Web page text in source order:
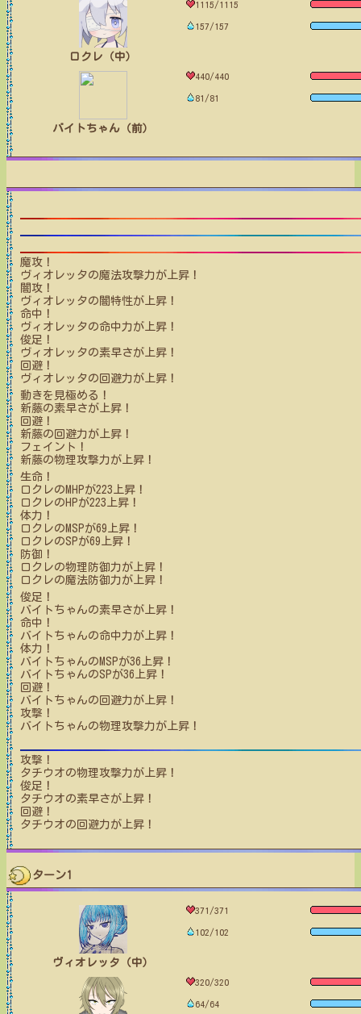
ロクレ（中）
1115/1115
157/157
バイトちゃん（前）
440/440
81/81
魔攻！
ヴィオレッタの魔法攻撃力が上昇！
闇攻！
ヴィオレッタの闇特性が上昇！
命中！
ヴィオレッタの命中力が上昇！
俊足！
ヴィオレッタの素早さが上昇！
回避！
ヴィオレッタの回避力が上昇！
動きを見極める！
新藤の素早さが上昇！
回避！
新藤の回避力が上昇！
フェイント！
新藤の物理攻撃力が上昇！
生命！
ロクレのMHPが223 上昇！
ロクレのHPが223 上昇！
体力！
ロクレのMSPが69 上昇！
ロクレのSPが69 上昇！
防御！
ロクレの物理防御力が上昇！
ロクレの魔法防御力が上昇！
俊足！
バイトちゃんの素早さが上昇！
命中！
バイトちゃんの命中力が上昇！
体力！
バイトちゃんのMSPが36 上昇！
バイトちゃんのSPが36 上昇！
回避！
バイトちゃんの回避力が上昇！
攻撃！
バイトちゃんの物理攻撃力が上昇！
攻撃！
タチウオの物理攻撃力が上昇！
俊足！
タチウオの素早さが上昇！
回避！
タチウオの回避力が上昇！
ターン1
ヴィオレッタ（中）
371/371
102/102
320/320
64/64